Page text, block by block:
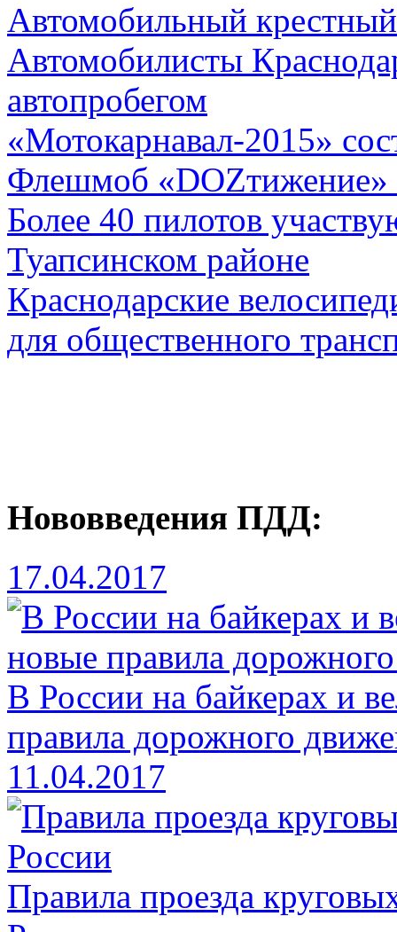
Автомобильный
Автомобилисты
автопробегом
«Мотокарнавал-2015»
Флешмоб «DOZтижение»
Более 40 пилотов
Туапсинском районе
Краснодарские
для общественного
Нововведения ПДД:
17.04.2017
В России на байкерах и
правила дорожного
11.04.2017
Правила проезда